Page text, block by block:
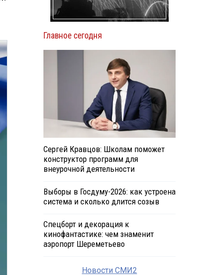
Главное сегодня
Сергей Кравцов: Школам поможет
конструктор программ для
внеурочной деятельности
Выборы в Госдуму-2026: как устроена
система и сколько длится созыв
Спецборт и декорация к
кинофантастике: чем знаменит
аэропорт Шереметьево
Новости СМИ2